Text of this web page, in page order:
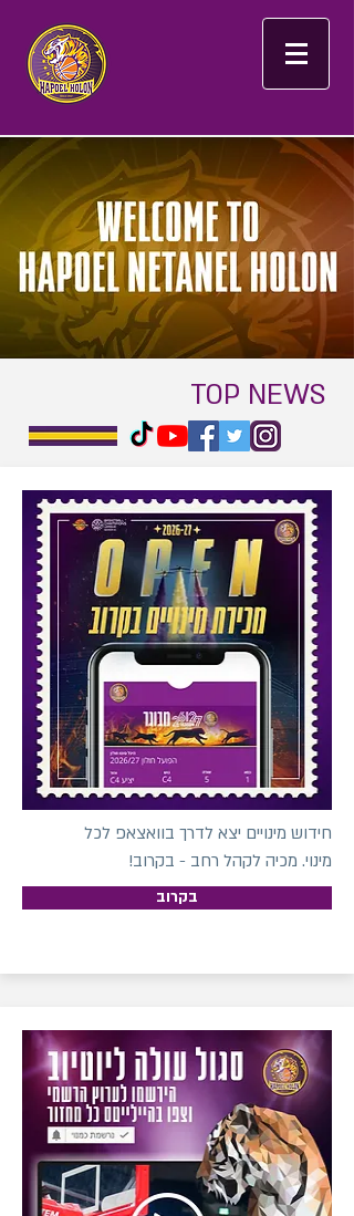
TOP NEWS
חידוש מינויים יצא לדרך בוואצאפ לכל
מינוי. מכיה לקהל רחב - בקרוב!
בקרוב